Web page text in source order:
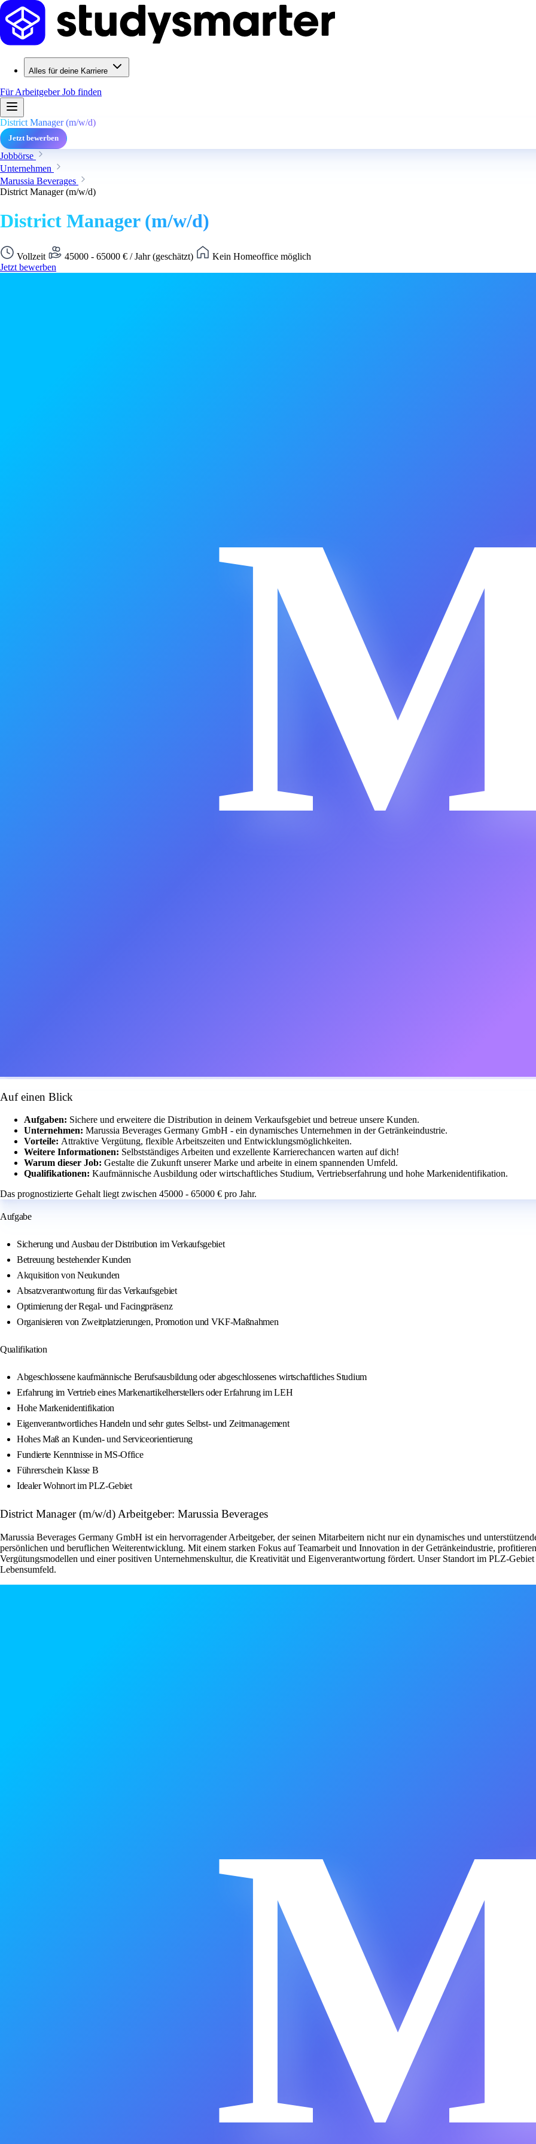
Alles für deine Karriere
Für ArbeitgeberJob finden
District Manager (m/w/d)
Jetzt bewerben
Jobbörse
Unternehmen
Marussia Beverages
District Manager (m/w/d)
District Manager (m/w/d)
Vollzeit 45000 - 65000 € / Jahr (geschätzt)
Kein Homeoffice möglich
Jetzt bewerben
Auf einen Blick
Aufgaben: Sichere und erweitere die Distribution in deinem Verkaufsgebiet und betreue unsere Kunden.
Unternehmen: Marussia Beverages Germany GmbH - ein dynamisches Unternehmen in der Getränkeindustrie.
Vorteile: Attraktive Vergütung, flexible Arbeitszeiten und Entwicklungsmöglichkeiten.
Weitere Informationen: Selbstständiges Arbeiten und exzellente Karrierechancen warten auf dich!
Warum dieser Job: Gestalte die Zukunft unserer Marke und arbeite in einem spannenden Umfeld.
Qualifikationen: Kaufmännische Ausbildung oder wirtschaftliches Studium, Vertriebserfahrung und hohe Markenidentifikation.
Das prognostizierte Gehalt liegt zwischen 45000 - 65000 € pro Jahr.
Aufgabe
Sicherung und Ausbau der Distribution im Verkaufsgebiet
Betreuung bestehender Kunden
Akquisition von Neukunden
Absatzverantwortung für das Verkaufsgebiet
Optimierung der Regal- und Facingpräsenz
Organisieren von Zweitplatzierungen, Promotion und VKF‑Maßnahmen
Qualifikation
Abgeschlossene kaufmännische Berufsausbildung oder abgeschlossenes wirtschaftliches Studium
Erfahrung im Vertrieb eines Markenartikelherstellers oder Erfahrung im LEH
Hohe Markenidentifikation
Eigenverantwortliches Handeln und sehr gutes Selbst‑ und Zeitmanagement
Hohes Maß an Kunden- und Serviceorientierung
Fundierte Kenntnisse in MS‑Office
Führerschein Klasse B
Idealer Wohnort im PLZ‑Gebiet
District Manager (m/w/d) Arbeitgeber: Marussia Beverages
Marussia Beverages Germany GmbH ist ein hervorragender Arbeitgeber, der seinen Mitarbeitern nicht nur ein dynamisches und
persönlichen und beruflichen Weiterentwicklung. Mit einem starken Fokus auf Teamarbeit und Innovation in der Getränkeindustrie,
Vergütungsmodellen und einer positiven Unternehmenskultur, die Kreativität und Eigenverantwortung fördert. Unser Standort im PLZ-
Lebensumfeld.